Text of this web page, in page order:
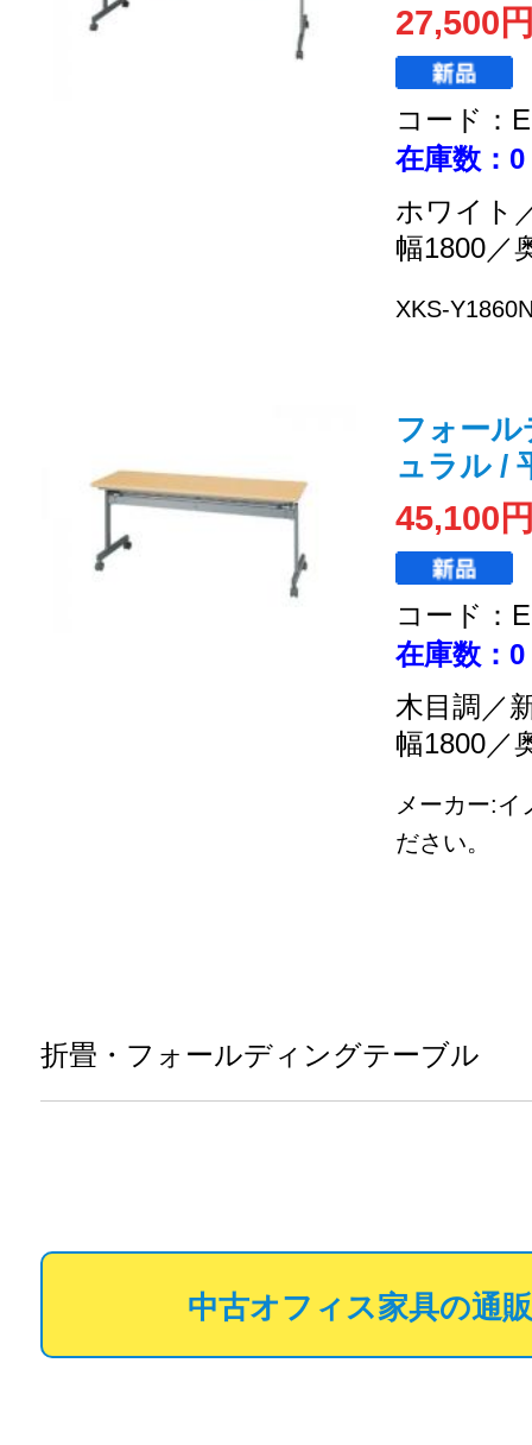
27,500
コード：
在庫数：0
ホワイト
幅1800／
XKS-
フォー
ュラル /
45,100
コード：
在庫数：0
木目調／
幅1800／
メーカー:イ
ださい。
折畳・フォールディングテーブル
中古オフィス家具の通